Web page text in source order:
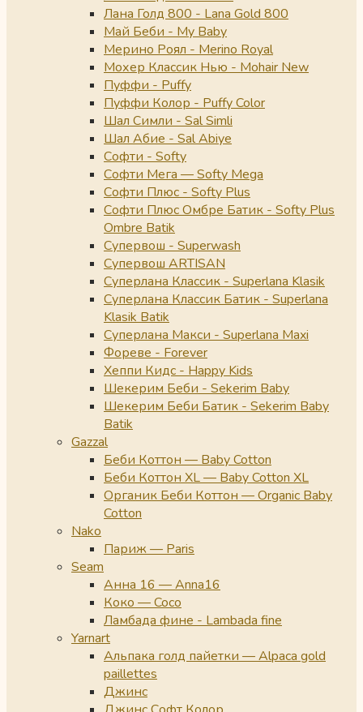
Лана Голд 800 - Lana Gold 800
Май Беби - My Baby
Мерино Роял - Merino Royal
Мохер Классик Нью - Mohair New
Пуффи - Puffy
Пуффи Колор - Puffy Color
Шал Симли - Sal Simli
Шал Абие - Sal Abiye
Софти - Softy
Софти Мега — Softy Mega
Софти Плюс - Softy Plus
Софти Плюс Омбре Батик - Softy Plus
Ombre Batik
Супервош - Superwash
Супервош ARTISAN
Суперлана Классик - Superlana Klasik
Суперлана Классик Батик - Superlana
Klasik Batik
Суперлана Макси - Superlana Maxi
Фореве - Forever
Хеппи Кидс - Happy Kids
Шекерим Беби - Sekerim Baby
Шекерим Беби Батик - Sekerim Baby
Batik
Gazzal
Беби Коттон — Baby Cotton
Беби Коттон XL — Baby Cotton XL
Органик Беби Коттон — Organic Baby
Cotton
Nako
Париж — Paris
Seam
Анна 16 — Anna16
Коко — Coco
Ламбада фине - Lambada fine
Yarnart
Альпака голд пайетки — Alpaca gold
paillettes
Джинс